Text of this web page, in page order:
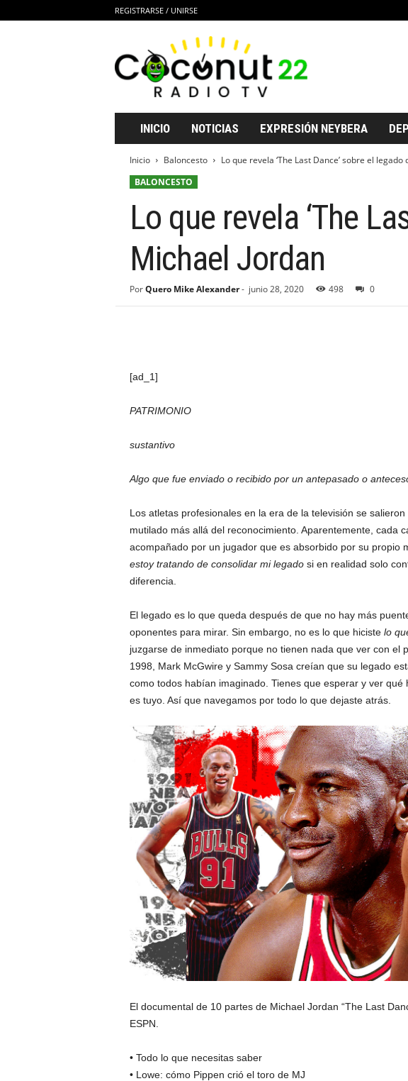
REGISTRARSE / UNIRSE
c
o
INICIO NOTICIAS EXPRESIÓN NEYBERA
Inicio Baloncesto
Lo que revela ‘The Last Dance’ sobre el legado
BALONCESTO
Lo que revela ‘The
Michael Jordan
Por Quero Mike Alexander- junio 28, 2020 498 0
[ad_1]
PATRIMONIO
sustantivo
Algo que fue enviado o recibido por un antepasado o
Los atletas profesionales en la era de la televisión se salieron
mutilado más allá del reconocimiento. Aparentemente, cada
acompañado por un jugador que es absorbido por su propio
estoy tratando de consolidar mi legadosi en realidad solo
diferencia.
El legado es lo que queda después de que no hay más
oponentes para mirar. Sin embargo, no es lo que hiciste lo
juzgarse de inmediato porque no tienen nada que ver con el
1998, Mark McGwire y Sammy Sosa creían que su legado
como todos habían imaginado. Tienes que esperar y ver
es tuyo. Así que navegamos por todo lo que dejaste atrás.
El documental de 10 partes de Michael Jordan “The Last
ESPN.
• Todo lo que necesitas saber
• Lowe: cómo Pippen crió el toro de MJ